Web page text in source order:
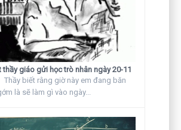
thầy giáo gửi học trò nhân ngày 20-11
Thầy biết rằng giờ này em đang băn
là sẽ làm gì vào ngày...